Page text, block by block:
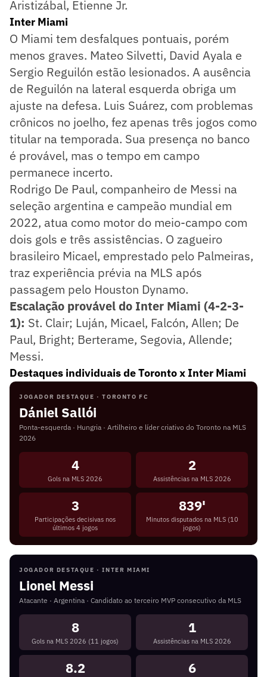
Aristizábal, Etienne Jr.
Inter Miami
O Miami tem desfalques pontuais, porém
menos graves. Mateo Silvetti, David Ayala e
Sergio Reguilón estão lesionados. A ausência
de Reguilón na lateral esquerda obriga um
ajuste na defesa. Luis Suárez, com problemas
crônicos no joelho, fez apenas três jogos como
titular na temporada. Sua presença no banco
é provável, mas o tempo em campo
permanece incerto.
Rodrigo De Paul, companheiro de Messi na
seleção argentina e campeão mundial em
2022, atua como motor do meio-campo com
dois gols e três assistências. O zagueiro
brasileiro Micael, emprestado pelo Palmeiras,
traz experiência prévia na MLS após
passagem pelo Houston Dynamo.
Escalação provável do Inter Miami (4-2-3-
1): St. Clair; Luján, Micael, Falcón, Allen; De
Paul, Bright; Berterame, Segovia, Allende;
Messi.
Destaques individuais de Toronto x Inter Miami
JOGADOR DESTAQUE · TORONTO FC
Dániel Sallói
Ponta-esquerda · Hungria · Artilheiro e líder criativo do Toronto na MLS
2026
4
Gols na MLS 2026
2
Assistências na MLS 2026
3
Participações decisivas nos
últimos 4 jogos
839'
Minutos disputados na MLS (10
jogos)
JOGADOR DESTAQUE · INTER MIAMI
Lionel Messi
Atacante · Argentina · Candidato ao terceiro MVP consecutivo da MLS
8
Gols na MLS 2026 (11 jogos)
1
Assistências na MLS 2026
8.2 6